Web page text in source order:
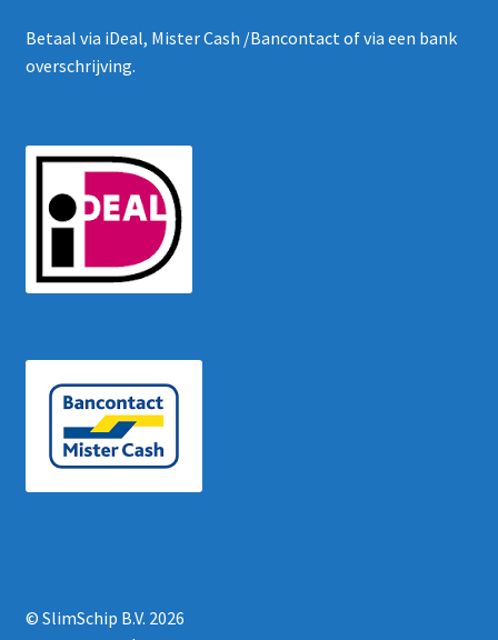
Betaal via iDeal, Mister Cash /Bancontact of via een bank
overschrijving.
© SlimSchip B.V. 2026